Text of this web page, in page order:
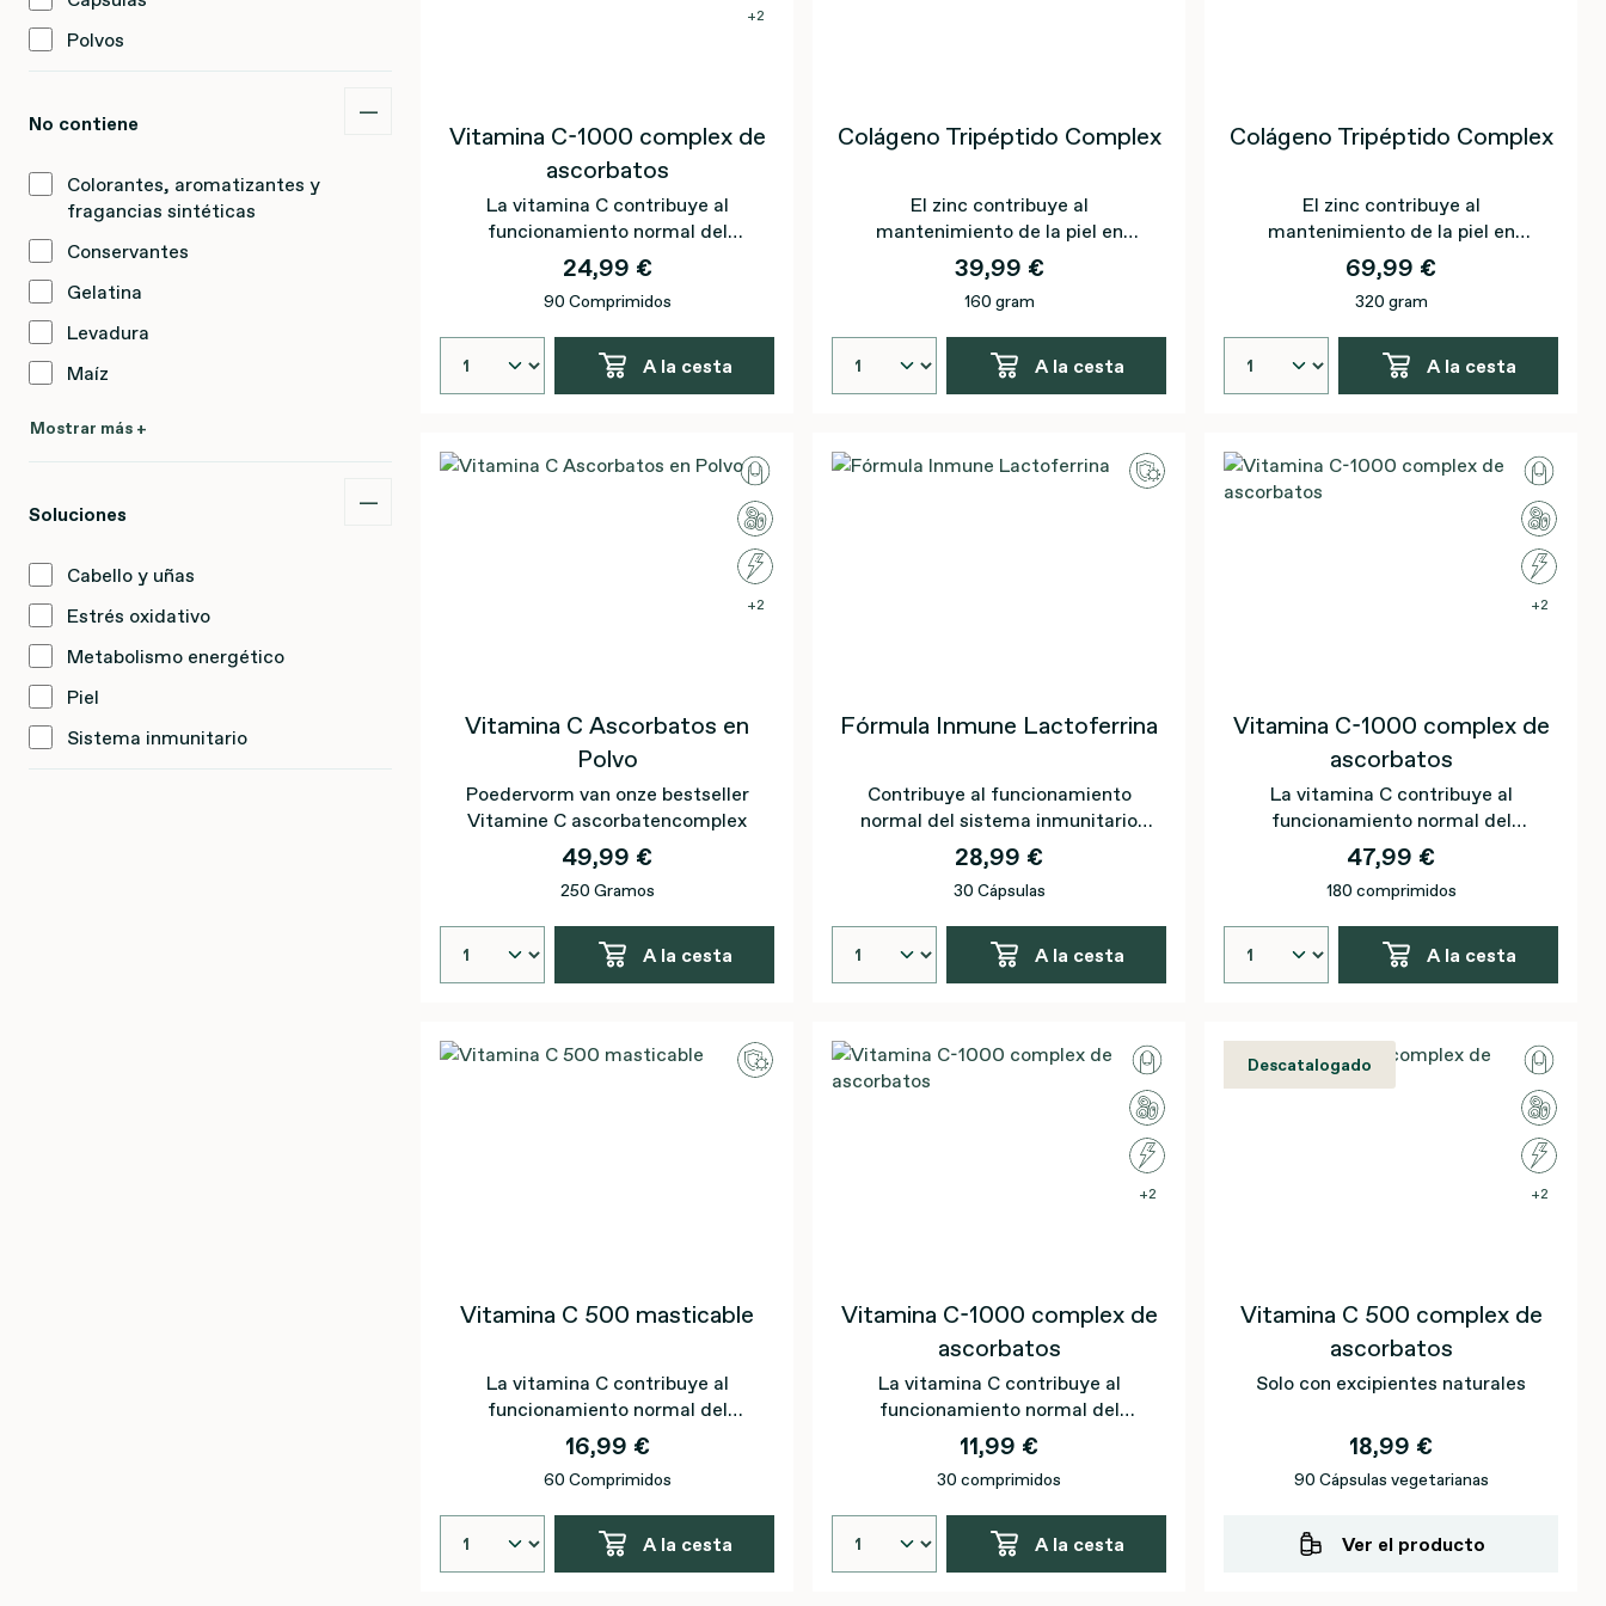
Polvos
No contiene
Colorantes, aromatizantes y
fragancias sintéticas
Conservantes
Gelatina
Levadura
Maíz
Mostrar más +
Soluciones
Cabello y uñas
Estrés oxidativo
Metabolismo energético
Piel
Sistema inmunitario
2
Vitamina C-1000 complex de
ascorbatos
La vitamina C contribuye al
funcionamiento normal del
sistema inmunitario y a la
protección de las células frente al
daño oxidativo.
24,99 €
90 Comprimidos
A la cesta
Colágeno Tripéptido Complex
El zinc contribuye al
mantenimiento de la piel en
condiciones normales
39,99 €
160 gram
A la cesta
Colágeno Tripéptido Complex
El zinc contribuye al
mantenimiento de la piel en
condiciones normales
69,99 €
320 gram
A la cesta
2
Vitamina C Ascorbatos en
Polvo
Poedervorm van onze bestseller
Vitamine C ascorbatencomplex
49,99 €
250 Gramos
A la cesta
Fórmula Inmune Lactoferrina
Contribuye al funcionamiento
normal del sistema inmunitario
gracias a la vitamina C y la
equinácea*.
28,99 €
30 Cápsulas
A la cesta
2
Vitamina C-1000 complex de
ascorbatos
La vitamina C contribuye al
funcionamiento normal del
sistema inmunitario y a la
protección de las células frente al
daño oxidativo.
47,99 €
180 comprimidos
A la cesta
Vitamina C 500 masticable
La vitamina C contribuye al
funcionamiento normal del
sistema inmunitario y mejora la
absorción del hierro.
16,99 €
60 Comprimidos
A la cesta
2
Vitamina C-1000 complex de
ascorbatos
La vitamina C contribuye al
funcionamiento normal del
sistema inmunitario y a la
protección de las células frente al
daño oxidativo.
11,99 €
30 comprimidos
A la cesta
Descatalogado
2
Vitamina C 500 complex de
ascorbatos
Solo con excipientes naturales
18,99 €
90 Cápsulas vegetarianas
Ver el producto